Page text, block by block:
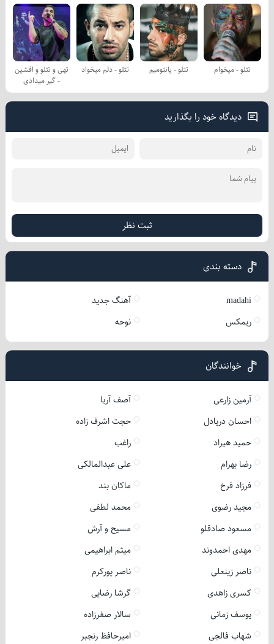
تتلو - میخوام تتلو - پانتومیم تتلو - دلم میخواد
تهی و تتلو و افشین
- گیر میدادی
دیدگاه خود را بگذارید
ثبت نظر
دسته بندی
madahi
آهنگ جدید
ریمکس
نوحه
خوانندگان
آرمین زارعی
آصف آریا
احسان دریادل
حجت اشرف زاده
حمید هیراد
راغب
رضا بهرام
علی عبدالمالکی
فرزاد فرخ
ماکان بند
مجید رضوی
محمد لطفی
مسعود صادقلو
مسیح و آرش
مهدی احمدوند
میثم ابراهیمی
ناصر زینعلی
ناصر پورکرم
کسری زاهدی
گرشا رضایی
یوسف زمانی
سالار صفرزاده
شهاب فالجی
امیرحافظ رنجبر